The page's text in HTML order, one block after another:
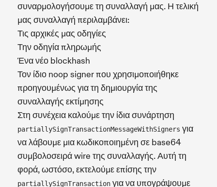
συναρμολογήσουμε τη συναλλαγή μας. Η τελική
μας συναλλαγή περιλαμβάνει:
Τις αρχικές μας οδηγίες
Την οδηγία πληρωμής
Ένα νέο blockhash
Τον ίδιο noop signer που χρησιμοποιήθηκε
προηγουμένως για τη δημιουργία της
συναλλαγής εκτίμησης
Στη συνέχεια καλούμε την ίδια συνάρτηση
partiallySignTransactionMessageWithSigners για
να λάβουμε μια κωδικοποιημένη σε base64
συμβολοσειρά wire της συναλλαγής. Αυτή τη
φορά, ωστόσο, εκτελούμε επίσης την
partiallySignTransaction για να υπογράψουμε